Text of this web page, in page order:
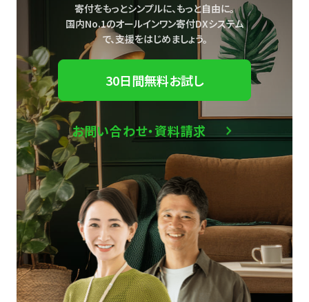
寄付をもっとシンプルに、もっと自由に。
国内No.1のオールインワン寄付DXシステム
で、支援をはじめましょう。
30日間無料お試し
お問い合わせ・資料請求